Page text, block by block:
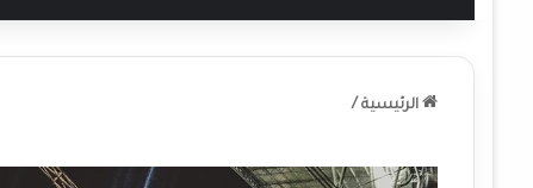
الرئيسية /